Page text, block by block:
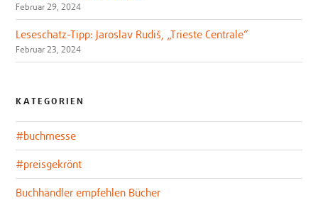
Februar 29, 2024
Leseschatz-Tipp: Jaroslav Rudiš, „Trieste Centrale“
Februar 23, 2024
KATEGORIEN
#buchmesse
#preisgekrönt
Buchhändler empfehlen Bücher